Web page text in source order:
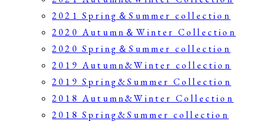
2021 Spring＆Summer collection
2020 Autumn＆Winter Collection
2020 Spring＆Summer collection
2019 Autumn&Winter collection
2019 Spring&Summer Collection
2018 Autumn&Winter Collection
2018 Spring&Summer collection